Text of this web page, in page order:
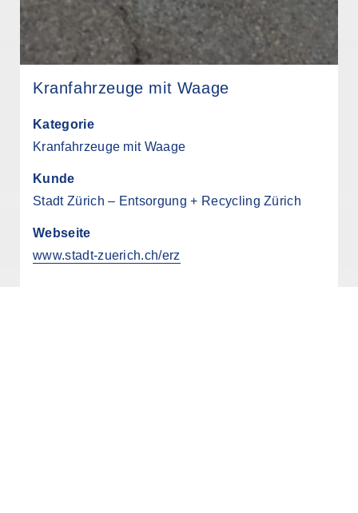
Kranfahrzeuge mit Waage
Kategorie
Kranfahrzeuge mit Waage
Kunde
Stadt Zürich – Entsorgung + Recycling Zürich
Webseite
www.stadt-zuerich.ch/erz